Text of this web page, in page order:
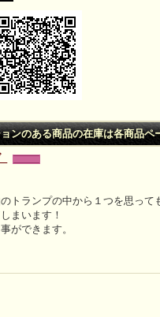
のある商品の在庫は各商品ペ
トランプの中から１つを思って
まいます！
ができます。